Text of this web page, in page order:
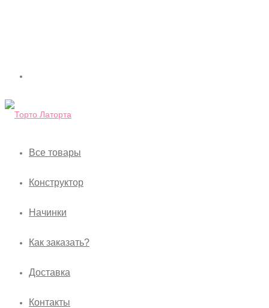
Все товары
Конструктор
Начинки
Как заказать?
Доставка
Контакты